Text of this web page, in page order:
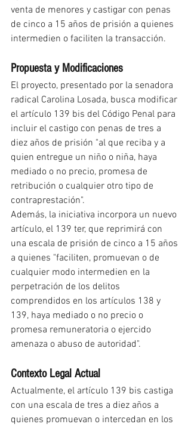
venta de menores y castigar con penas
de cinco a 15 años de prisión a quienes
intermedien o faciliten la transacción.
Propuesta y Modificaciones
El proyecto, presentado por la senadora
radical Carolina Losada, busca modificar
el artículo 139 bis del Código Penal para
incluir el castigo con penas de tres a
diez años de prisión "al que reciba y a
quien entregue un niño o niña, haya
mediado o no precio, promesa de
retribución o cualquier otro tipo de
contraprestación".
Además, la iniciativa incorpora un nuevo
artículo, el 139 ter, que reprimirá con
una escala de prisión de cinco a 15 años
a quienes "faciliten, promuevan o de
cualquier modo intermedien en la
perpetración de los delitos
comprendidos en los artículos 138 y
139, haya mediado o no precio o
promesa remuneratoria o ejercido
amenaza o abuso de autoridad".
Contexto Legal Actual
Actualmente, el artículo 139 bis castiga
con una escala de tres a diez años a
quienes promuevan o intercedan en los